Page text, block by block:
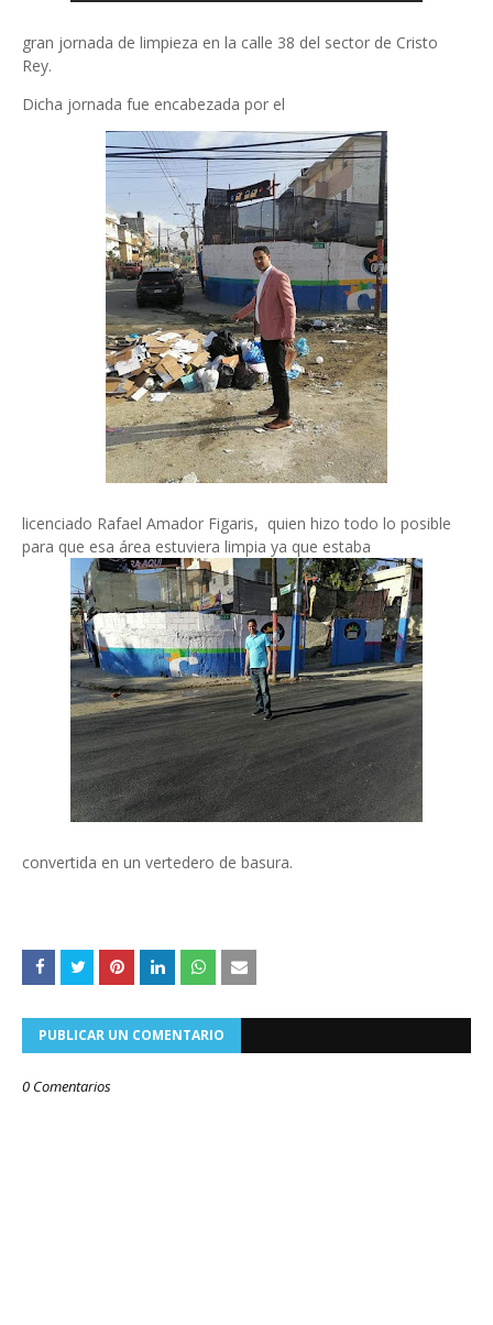
gran jornada de limpieza en la calle 38 del sector de Cristo
Rey.
Dicha jornada fue encabezada por el
licenciado Rafael Amador Figaris, quien hizo todo lo posible
para que esa área estuviera limpia ya que estaba
convertida en un vertedero de basura.
PUBLICAR UN COMENTARIO
0 Comentarios